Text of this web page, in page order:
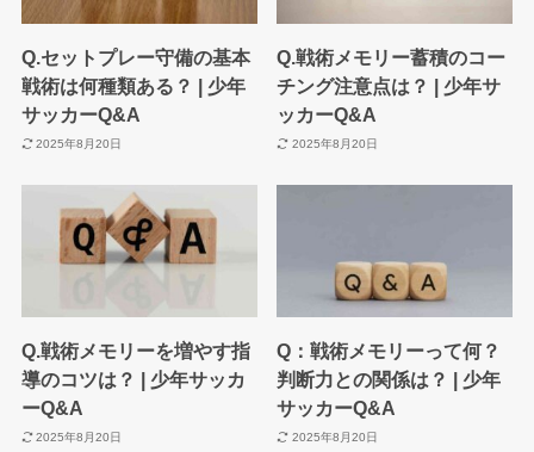
Q.セットプレー守備の基本
戦術は何種類ある？ | 少年
サッカーQ&A
2025年8月20日
Q.戦術メモリー蓄積のコー
チング注意点は？ | 少年サ
ッカーQ&A
2025年8月20日
Q.戦術メモリーを増やす指
導のコツは？ | 少年サッカ
ーQ&A
2025年8月20日
Q：戦術メモリーって何？
判断力との関係は？ | 少年
サッカーQ&A
2025年8月20日